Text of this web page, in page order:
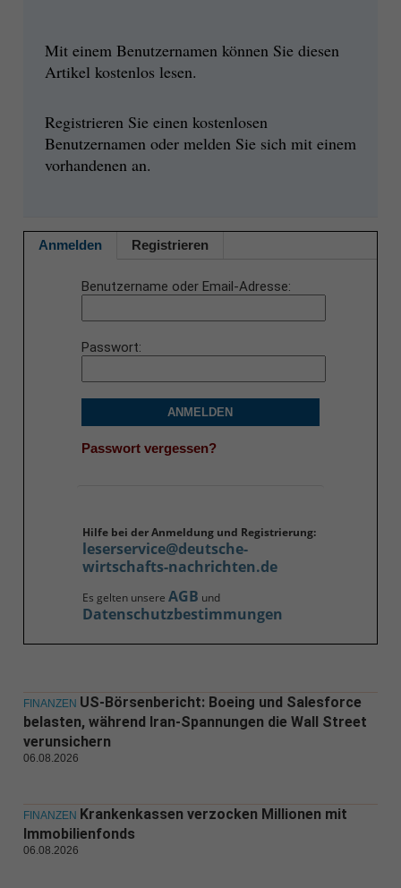
Mit einem Benutzernamen können Sie diesen
Artikel kostenlos lesen.
Registrieren Sie einen kostenlosen
Benutzernamen oder melden Sie sich mit einem
vorhandenen an.
Anmelden Registrieren
Benutzername oder Email-Adresse
Passwort
ANMELDEN
Passwort vergessen?
Hilfe bei der Anmeldung und Registrierung:
leserservice@deutsche-
wirtschafts-nachrichten.de
Es gelten unsere AGB und
Datenschutzbestimmungen
FINANZEN US-Börsenbericht: Boeing und Salesforce
belasten, während Iran-Spannungen die Wall Street
verunsichern
06.08.2026
FINANZEN Krankenkassen verzocken Millionen mit
Immobilienfonds
06.08.2026